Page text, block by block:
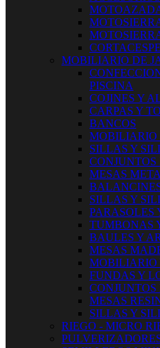
MOBILIARIO DE
PISCINA
COJINES Y
CARPAS Y
BANCOS
MOBILIARIO
SILLAS Y
CONJUNTOS
MESAS
SILLAS Y
PARASOLES
TUMBONAS
BAULES Y
MESAS
MOBILIARIO
FUNDAS Y
MESAS
SILLAS Y
RIEGO - MICRO